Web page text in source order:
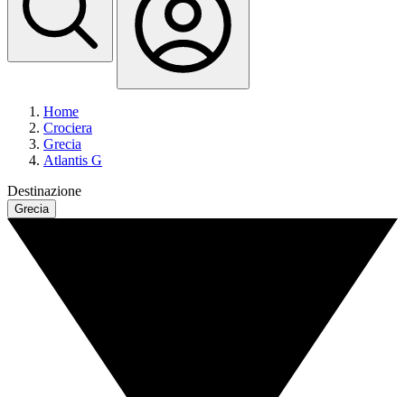
Home
Crociera
Grecia
Atlantis G
Destinazione
Grecia